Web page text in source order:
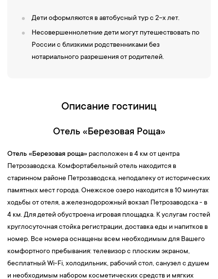
наибольшего препятствия — огромной базальтовой скалы — и
возник знаменитый водопад. У вас будет достаточно времени
прогуляться по каменистым тропинкам вдоль водопада,
сделать фото на память на смотровых площадках, посетить
Посещение магазина местного фермера, который
деликатесы на любой вкус: охлаждённая, мороженная, солёная,
полезная икра различных видов. Пожалуй, это один из лучших
«сувенирных» магазинов, ведь вы порадуете своих близких
настоящим лакомством из Карелии!
Возвращение в Петрозаводск.
17:30 — Для знакомствас древним минералом — шунгитом—
вы заедете на шунгитовое производство. Шунгит - это минерал,
аналога которому нет — как по целебным качествам, так и по
многообразию свойств. Удивительный камень: все, что вредит
людям и живым существам, он убивает и поглощает, а все, что
полезно - концентрирует и восстанавливает!
18:30 —Завершение экскурсионной программы.Трансфер в
Дети оформляются в автобусный тур с 2-х лет.
Несовершеннолетние дети могут путешествовать по
России с близкими родственниками без
нотариального разрешения от родителей.
Описание гостиниц
Отель «Березовая Роща»
Отель «Березовая роща» расположен в 4 км от центра
Петрозаводска. Комфортабельный отель находится в
старинном районе Петрозаводска, неподалеку от исторических
памятных мест города. Онежское озеро находится в 10 минутах
ходьбы от отеля, а железнодорожный вокзал Петрозаводска - в
4 км. Для детей обустроена игровая площадка. К услугам гостей
круглосуточная стойка регистрации, доставка еды и напитков в
номер. Все номера оснащены всем необходимым для Вашего
комфортного пребывания: телевизор с плоским экраном,
бесплатный Wi-Fi, холодильник, рабочий стол, санузел с душем
и необходимым набором косметических средств и мягких